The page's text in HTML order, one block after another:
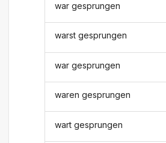
war gesprungen
warst gesprungen
war gesprungen
waren gesprungen
wart gesprungen